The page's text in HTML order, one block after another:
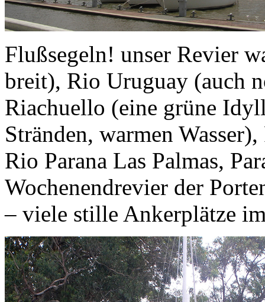
Flußsegeln! unser Revier
breit), Rio Uruguay (auch
Riachuello (eine grüne
Stränden, warmen
Rio Parana Las Palmas,
Wochenendrevier der
– viele stille Ankerplätze